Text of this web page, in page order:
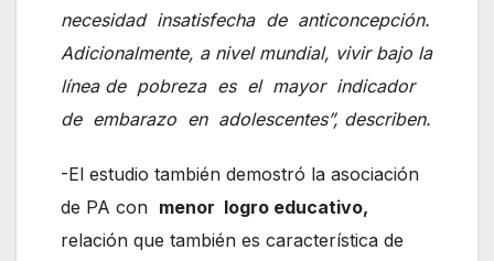
necesidad insatisfecha de anticoncepción.
Adicionalmente, a nivel mundial, vivir bajo la
línea de pobreza es el mayor indicador
de embarazo en adolescentes”, describen.
-El estudio también demostró la asociación
de PA con menor logro educativo,
relación que también es característica de